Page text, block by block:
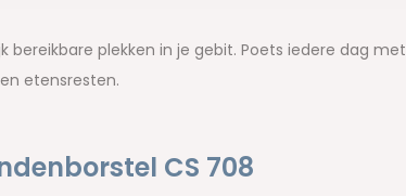
plekken in je gebit. Poets iedere dag met
etensresten.
CS 708